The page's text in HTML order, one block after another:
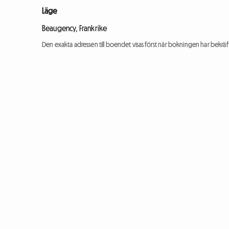
Läge
Beaugency, Frankrike
Den exakta adressen till boendet visas först när bokningen har